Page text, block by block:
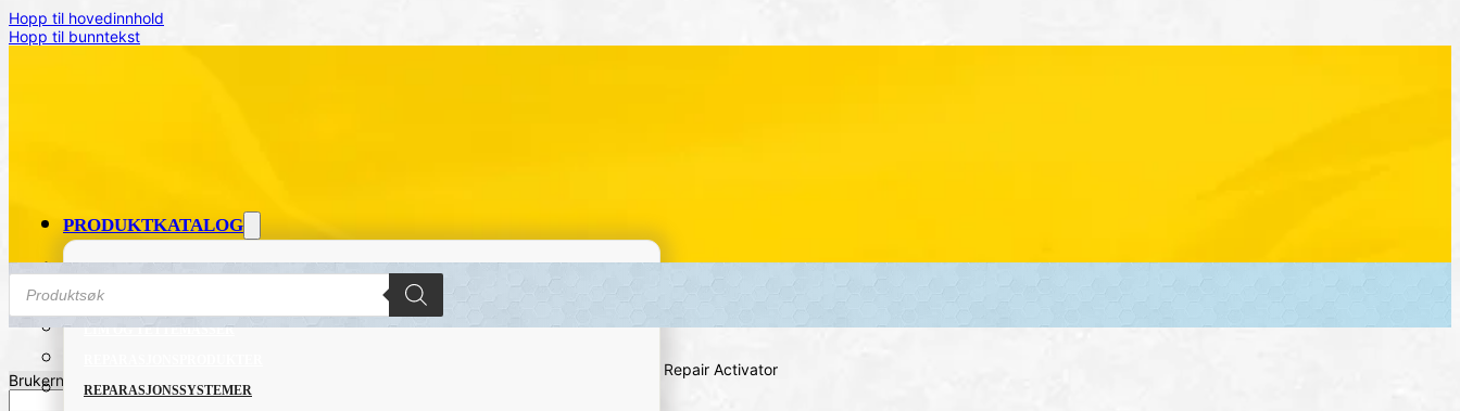
Hopp til hovedinnhold
Hopp til bunntekst
PRODUKTKATALOG
GRUNNING OG LAKK
LIM OG TETTEMASSER
REPARASJONSSYSTEMER
Products
search
Brukernavn eller Epost
Alu Scratch Repair Activator